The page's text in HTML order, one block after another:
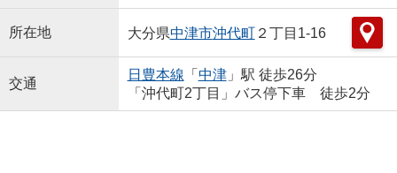
所在地 大分県中津市沖代町２丁目1-16
交通
日豊本線 「 中津」駅 徒歩26分
「沖代町2丁目」バス停下車 徒歩2分